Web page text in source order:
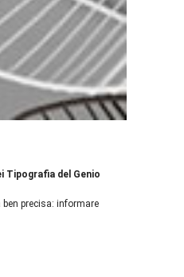
Tipografia del Genio
precisa: informare